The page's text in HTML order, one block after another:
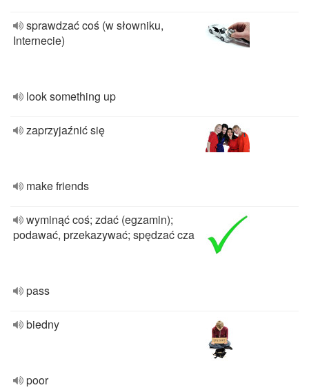
sprawdzać coś (w słowniku,
Internecie)
look something up
zaprzyjaźnić się
make friends
wyminąć coś; zdać (egzamin);
podawać, przekazywać; spędzać cza
pass
biedny
poor